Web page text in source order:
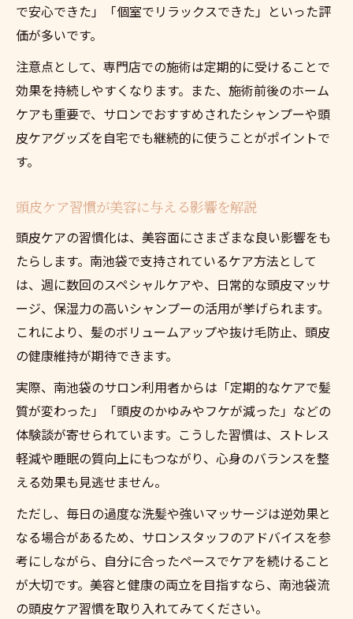
で安心できた」「個室でリラックスできた」といった評
価が多いです。
注意点として、専門店での施術は定期的に受けることで
効果を持続しやすくなります。また、施術前後のホーム
ケアも重要で、サロンでおすすめされたシャンプーや頭
皮ケアグッズを自宅でも継続的に使うことがポイントで
す。
頭皮ケア習慣が美容に与える影響を解説
頭皮ケアの習慣化は、美容面にさまざまな良い影響をも
たらします。南池袋で支持されているケア方法として
は、週に数回のスペシャルケアや、日常的な頭皮マッサ
ージ、保湿力の高いシャンプーの活用が挙げられます。
これにより、髪のボリュームアップや抜け毛防止、頭皮
の健康維持が期待できます。
実際、南池袋のサロン利用者からは「定期的なケアで髪
質が変わった」「頭皮のかゆみやフケが減った」などの
体験談が寄せられています。こうした習慣は、ストレス
軽減や睡眠の質向上にもつながり、心身のバランスを整
える効果も見逃せません。
ただし、毎日の過度な洗髪や強いマッサージは逆効果と
なる場合があるため、サロンスタッフのアドバイスを参
考にしながら、自分に合ったペースでケアを続けること
が大切です。美容と健康の両立を目指すなら、南池袋流
の頭皮ケア習慣を取り入れてみてください。